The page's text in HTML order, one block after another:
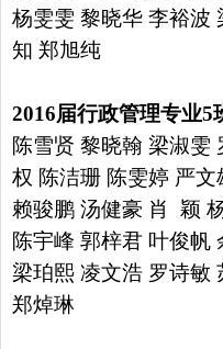
杨雯雯 黎晓华 李裕波
知 郑旭纯
2016届行政管理专业5
陈雪贤 黎晓翰 梁淑雯
权 陈洁珊 陈雯婷 严
赖骏鹏 汤健豪 肖 颖
陈宇峰 郭梓君 叶俊帆
梁珀熙 凌文浩 罗诗敏
郑焯琳